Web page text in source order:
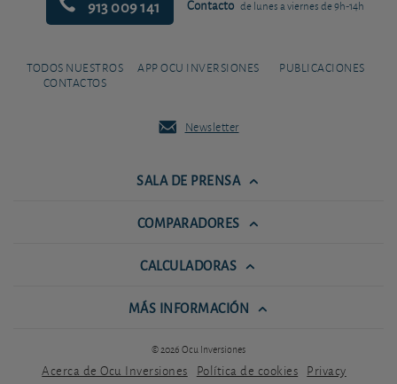
913 009 141 Contacto de lunes a viernes de 9h-14h
TODOS NUESTROS
CONTACTOS
APP OCU INVERSIONES PUBLICACIONES
Newsletter
SALA DE PRENSA
COMPARADORES
CALCULADORAS
MÁS INFORMACIÓN
© 2026 Ocu Inversiones
Acerca de Ocu Inversiones Política de cookies Privacy